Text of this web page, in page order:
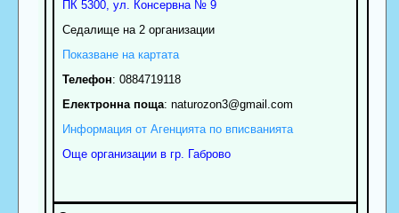
ПК 5300, ул. Консервна № 9
Седалище на 2 организации
Показване на картата
Телефон: 0884719118
Електронна поща: naturozon3@gmail.com
Информация от Агенцията по вписванията
Още организации в гр. Габрово